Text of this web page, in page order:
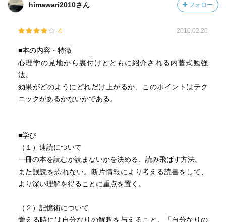
himawari2010さん フォロー
4 2010.02.20
■本の内容・特徴
心理学の見地から裏付けとともに紹介される内藤式勉強
法。
効果がどのようにどれだけ上がるか、このポイントはテク
ニックがあるかないかである。
■学び
（１）速読について
一冊の本を読むか読まないかを決める、読み飛ばす方法。
また誤読を恐れない。断片情報により考える読書をして、
より深い理解を得ることに重点を置く。
（２）記憶術について
覚える時には自分なりの解釈を与えること。「自分なりの